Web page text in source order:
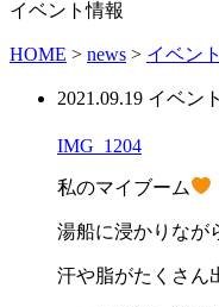
イベント情報
HOME > news > イベン
2021.09.19 イベン
IMG_1204
私のマイブーム
湯船に浸かりなが
汗や脂がたくさん